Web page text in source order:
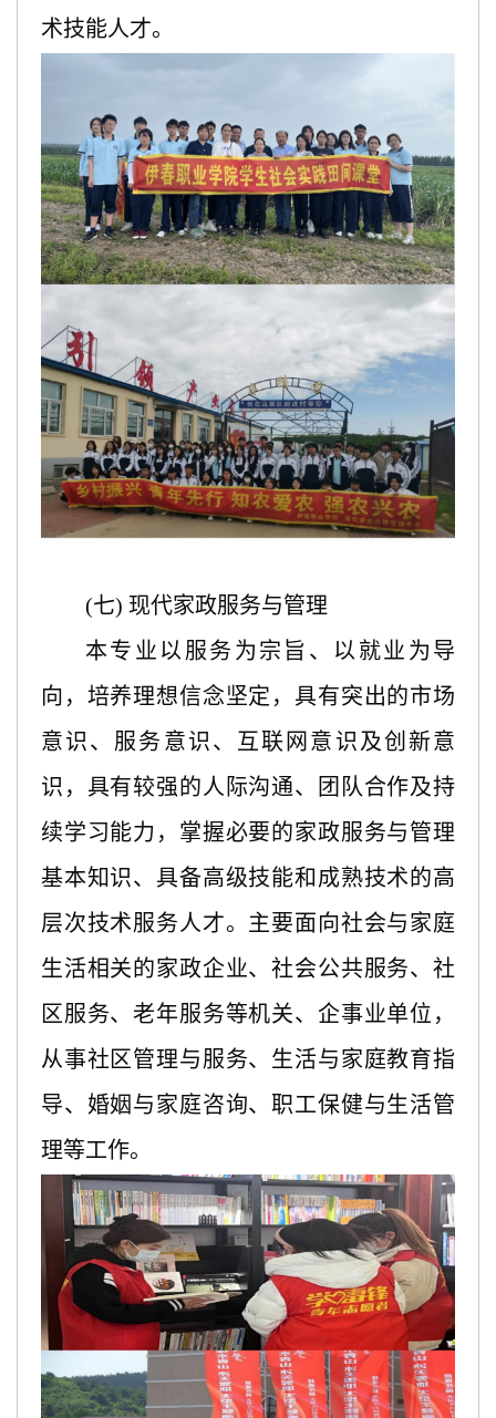
术技能人才。
(七) 现代家政服务与管理
本专业以服务为宗旨、以就业为导
向，培养理想信念坚定，具有突出的市场
意识、服务意识、互联网意识及创新意
识，具有较强的人际沟通、团队合作及持
续学习能力，掌握必要的家政服务与管理
基本知识、具备高级技能和成熟技术的高
层次技术服务人才。主要面向社会与家庭
生活相关的家政企业、社会公共服务、社
区服务、老年服务等机关、企事业单位，
从事社区管理与服务、生活与家庭教育指
导、婚姻与家庭咨询、职工保健与生活管
理等工作。